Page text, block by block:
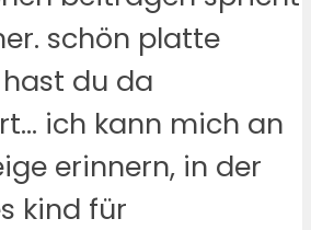
schön platte
du da
ich kann mich an
erinnern, in der
kind für